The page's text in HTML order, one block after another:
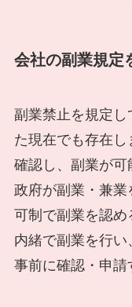
会社の副業規定
副業禁止を規定
た現在でも存在
確認し、副業が可
政府が副業・兼
可制で副業を認め
内緒で副業を行い
事前に確認・申請